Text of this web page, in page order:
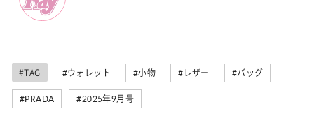
#TAG #ウォレット #小物 #レザー #バッグ
#PRADA #2025年9月号